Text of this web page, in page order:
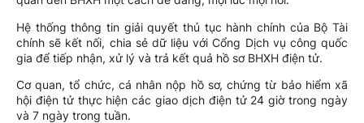
Hệ thống thông tin giải quyết thủ tục hành chính của Bộ Tài
chính sẽ kết nối, chia sẻ dữ liệu với Cổng Dịch vụ công quốc
gia để tiếp nhận, xử lý và trả kết quả hồ sơ BHXH điện tử.
Cơ quan, tổ chức, cá nhân nộp hồ sơ, chứng từ bảo hiểm xã
hội điện tử thực hiện các giao dịch điện tử 24 giờ trong ngày
và 7 ngày trong tuần.